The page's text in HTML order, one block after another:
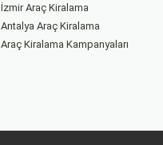
İzmir Araç Kiralama
Antalya Araç Kiralama
Araç Kiralama Kampanyaları